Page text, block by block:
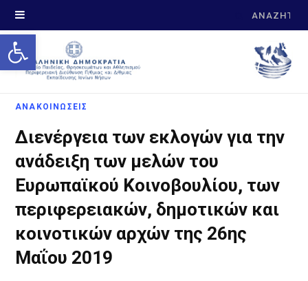
Open toolbar
Search
ΑΝΑΚΟΙΝΩΣΕΙΣ
Διενέργεια των εκλογών για την
ανάδειξη των μελών του
Ευρωπαϊκού Κοινοβουλίου, των
περιφερειακών, δημοτικών και
κοινοτικών αρχών της 26ης
Μαΐου 2019